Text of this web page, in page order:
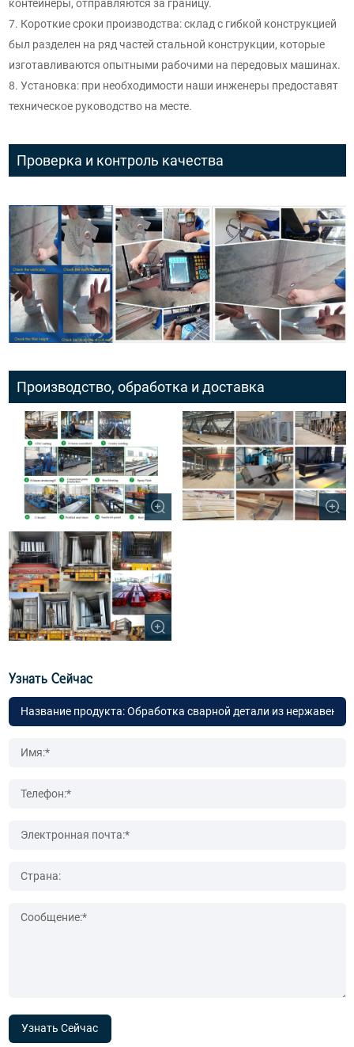
контейнеры, отправляются за границу.
7. Короткие сроки производства: склад с гибкой конструкцией
был разделен на ряд частей стальной конструкции, которые
изготавливаются опытными рабочими на передовых машинах.
8. Установка: при необходимости наши инженеры предоставят
техническое руководство на месте.
Проверка и контроль качества
Производство, обработка и доставка
Узнать Сейчас
Узнать Сейчас